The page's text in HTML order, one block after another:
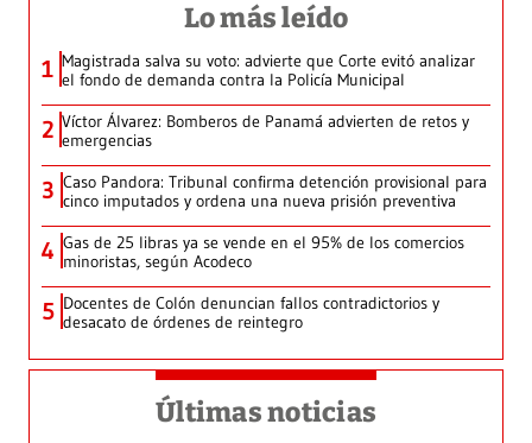
Lo más leído
1 Magistrada salva su voto: advierte que Corte evitó analizar
el fondo de demanda contra la Policía Municipal
2 Víctor Álvarez: Bomberos de Panamá advierten de retos y
emergencias
3 Caso Pandora: Tribunal confirma detención provisional para
cinco imputados y ordena una nueva prisión preventiva
4 Gas de 25 libras ya se vende en el 95% de los comercios
minoristas, según Acodeco
5 Docentes de Colón denuncian fallos contradictorios y
desacato de órdenes de reintegro
Últimas noticias